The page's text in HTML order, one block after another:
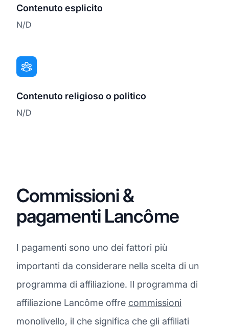
Contenuto esplicito
N/D
Contenuto religioso o politico
N/D
Commissioni &
pagamenti Lancôme
I pagamenti sono uno dei fattori più
importanti da considerare nella scelta di un
programma di affiliazione. Il programma di
affiliazione Lancôme offre commissioni
monolivello, il che significa che gli affiliati